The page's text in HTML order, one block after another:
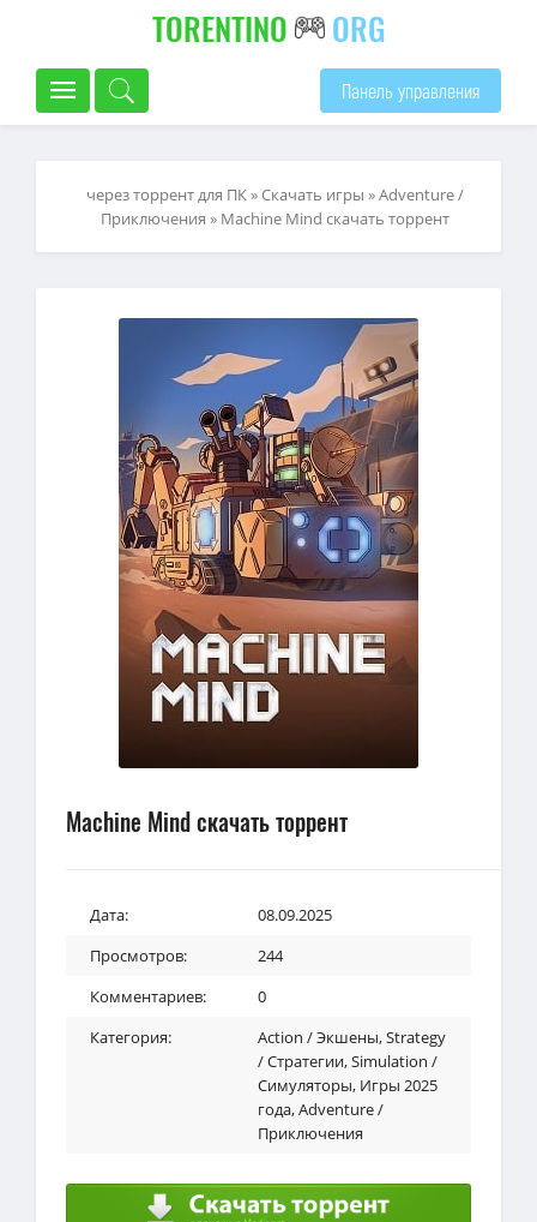
TORENTINO ORG
Панель управления
через торрент для ПК»Скачать игры »Adventure /
Приключения » Machine Mind скачать торрент
Machine Mind скачать торрент
Дата:
08.09.2025
Просмотров:
244
Комментариев:
0
Категория:
Action / Экшены,Strategy
/ Стратегии,Simulation /
Симуляторы, Игры 2025
года,Adventure /
Приключения